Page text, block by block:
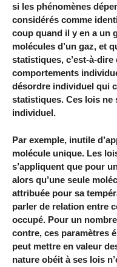
si les phénomènes
considérés comme
coup quand il y en a un
molécules d’un gaz, et
statistiques, c’est-à-dire
comportements
désordre individuel qui
statistiques. Ces lois ne
individuel.
Par exemple, inutile
molécule unique. Les
s’appliquent que pour
alors qu’une seule
attribuée pour sa
parler de relation entre
occupé. Pour un
contre, ces paramètres
peut mettre en valeur
nature obéit à ses lois